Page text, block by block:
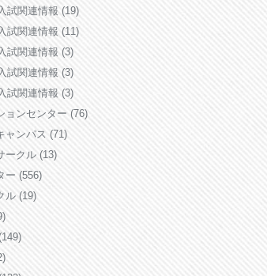
試関連情報 (19)
試関連情報 (11)
試関連情報 (3)
試関連情報 (3)
試関連情報 (3)
ョンセンター (76)
ャンパス (71)
ークル (13)
ー (556)
ル (19)
(149)